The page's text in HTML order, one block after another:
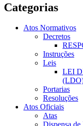
Categorias
Atos Normativos
Decretos
Instruções
Leis
LEI
Portarias
Resoluções
Atos Oficiais
Atas